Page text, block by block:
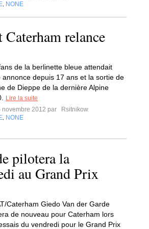
NONE
relance
de la berlinette bleue attendait
annonce depuis 17 ans et la sortie de
de Dieppe de la dernière Alpine
Lire la suite
novembre 2012 par
Rsitnikow
NONE
pilotera la
au Grand Prix
Caterham Giedo Van der Garde
de nouveau pour Caterham lors
du vendredi pour le Grand Prix